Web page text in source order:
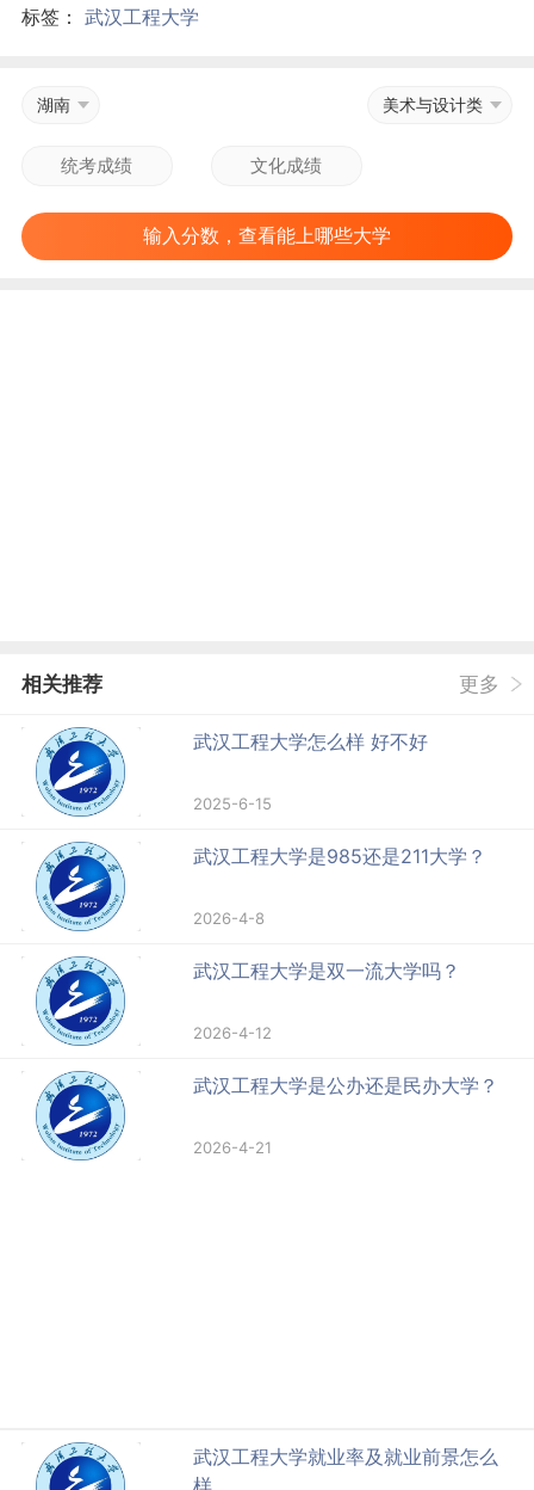
标签： 武汉工程大学
湖南 美术与设计类
输入分数，查看能上哪些大学
相关推荐 更多
武汉工程大学怎么样 好不好
2025-6-15
武汉工程大学是985还是211大学？
2026-4-8
武汉工程大学是双一流大学吗？
2026-4-12
武汉工程大学是公办还是民办大学？
2026-4-21
武汉工程大学就业率及就业前景怎么
样